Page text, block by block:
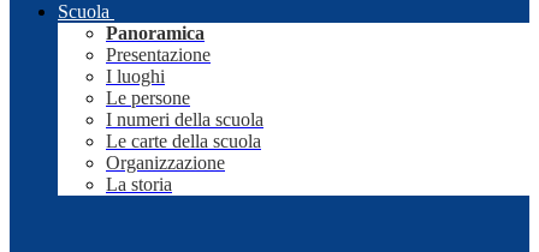
Scuola
Panoramica
Presentazione
I luoghi
Le persone
I numeri della scuola
Le carte della scuola
Organizzazione
La storia